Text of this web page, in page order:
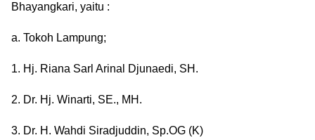
Bhayangkari, yaitu :
a. Tokoh Lampung;
1. Hj. Riana Sarl Arinal Djunaedi, SH.
2. Dr. Hj. Winarti, SE., MH.
3. Dr. H. Wahdi Siradjuddin, Sp.OG (K)